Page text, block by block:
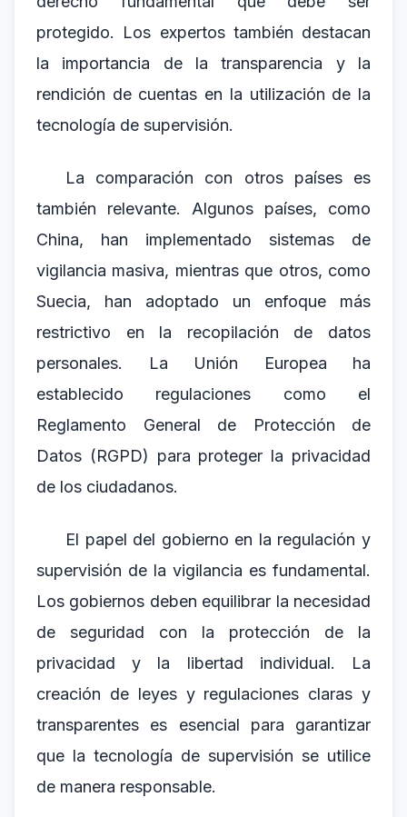
protegido. Los expertos también destacan
la importancia de la transparencia y la
rendición de cuentas en la utilización de la
tecnología de supervisión.
La comparación con otros países es
también relevante. Algunos países, como
China, han implementado sistemas de
vigilancia masiva, mientras que otros, como
Suecia, han adoptado un enfoque más
restrictivo en la recopilación de datos
personales. La Unión Europea ha
establecido regulaciones como el
Reglamento General de Protección de
Datos (RGPD) para proteger la privacidad
de los ciudadanos.
El papel del gobierno en la regulación y
supervisión de la vigilancia es fundamental.
Los gobiernos deben equilibrar la necesidad
de seguridad con la protección de la
privacidad y la libertad individual. La
creación de leyes y regulaciones claras y
transparentes es esencial para garantizar
que la tecnología de supervisión se utilice
de manera responsable.